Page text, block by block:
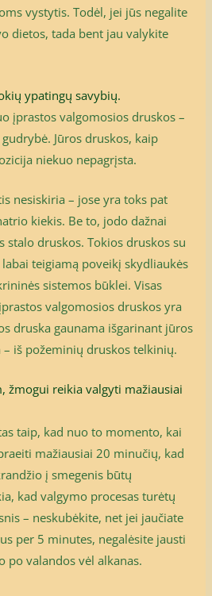
vystytis. Todėl, jei jūs negalite
dietos, tada bent jau valykite
ypatingų savybių.
įprastos valgomosios druskos –
Jūros druskos, kaip
niekuo nepagrįsta.
nesiskiria – jose yra toks pat
kiekis. Be to, jodo dažnai
stalo druskos. Tokios druskos su
teigiamą poveikį skydliaukės
sistemos būklei. Visas
valgomosios druskos yra
druska gaunama išgarinant jūros
iš požeminių druskos telkinių.
žmogui reikia valgyti mažiausiai
taip, kad nuo to momento, kai
mažiausiai 20 minučių, kad
į smegenis būtų
kad valgymo procesas turėtų
– neskubėkite, net jei jaučiate
per 5 minutes, negalėsite jausti
po valandos vėl alkanas.